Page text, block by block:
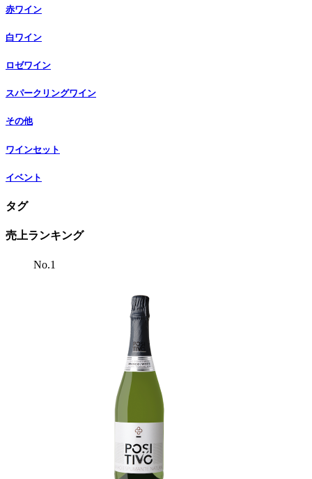
赤ワイン
白ワイン
ロゼワイン
スパークリングワイン
その他
ワインセット
イベント
タグ
売上ランキング
No.1